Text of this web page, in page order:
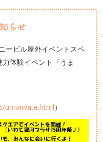
ビル屋外イベントスペ
体験イベント『うま
umaiwate.html）